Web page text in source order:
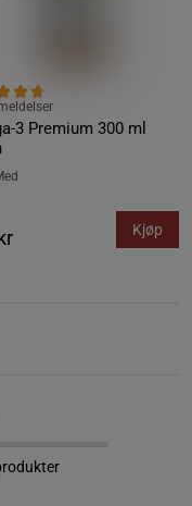
3 Premium 300 ml
Kjøp